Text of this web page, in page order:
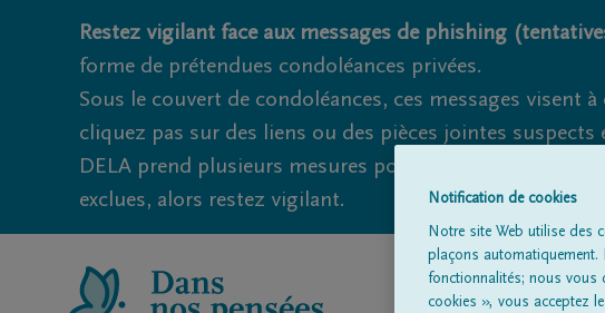
Restez vigilant face aux messages de phishing
forme de prétendues condoléances privées.
Sous le couvert de condoléances, ces messages visent
cliquez pas sur des liens ou des pièces jointes
DELA prend plusieurs mesures pour éviter cela.
exclues, alors restez vigilant.
Notification de cookies
Notre site Web utilise des
plaçons
fonctionnalités; nous vous
cookies », vous acceptez